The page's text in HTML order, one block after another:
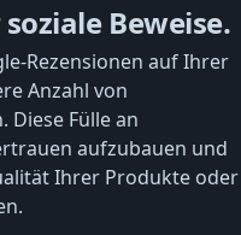
Beweise.
Rezensionen auf Ihrer
Anzahl von
Diese Fülle an
aufzubauen und
Ihrer Produkte oder